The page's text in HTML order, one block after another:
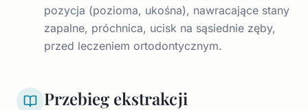
pozycja (pozioma, ukośna), nawracające stany
zapalne, próchnica, ucisk na sąsiednie zęby,
przed leczeniem ortodontycznym.
Przebieg ekstrakcji